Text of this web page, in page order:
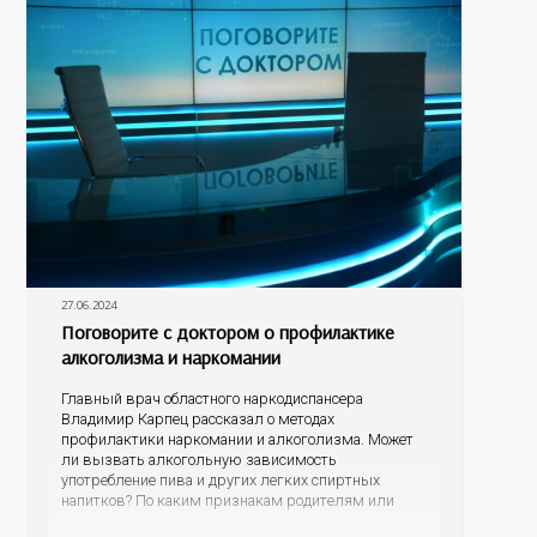
27.06.2024
Поговорите с доктором о профилактике
алкоголизма и наркомании
Главный врач областного наркодиспансера
Владимир Карпец рассказал о методах
профилактики наркомании и алкоголизма. Может
ли вызвать алкогольную зависимость
употребление пива и других легких спиртных
напитков? По каким признакам родителям или